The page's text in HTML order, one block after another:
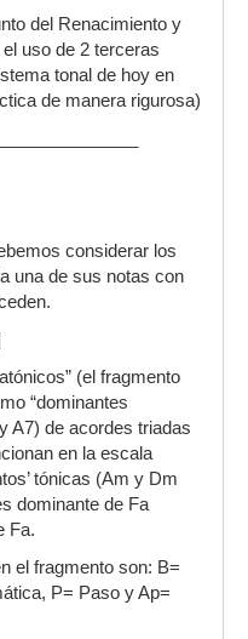
del Renacimiento y
uso de 2 terceras
tonal de hoy en
de manera rigurosa)
considerar los
una de sus notas con
(el fragmento
“dominantes
A7) de acordes triadas
en la escala
tónicas (Am y Dm
dominante de Fa
Fa.
el fragmento son: B=
P= Paso y Ap=